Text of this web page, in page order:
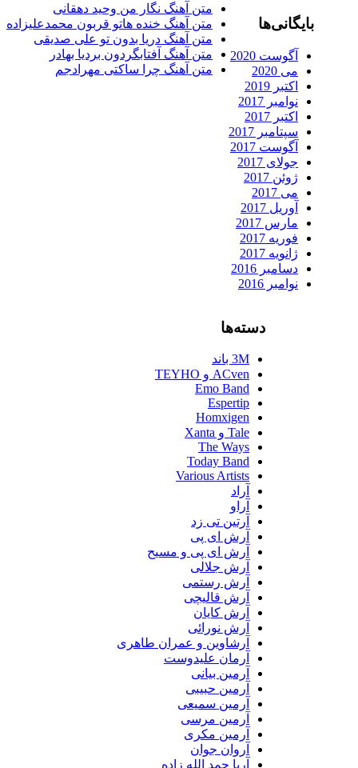
متن آهنگ نگار من وحید دهقانی
متن آهنگ خنده هاتو قربون محمدعلیزاده
متن آهنگ دریا بدون تو علی صدیقی
متن آهنگ آفتابگردون بردیا بهادر
متن آهنگ چرا ساکتی مهرادجم
آگوست 2020
سپتامبر 2017
آگوست 2017
مارس 2017
دسامبر 2016
ACven و TEYHO
Emo Band
Espertip
Homxigen
The Ways
Today Band
Various Artists
آرتین تی زد
آرش ای پی
آرش ای پی و مسیح
آرش جلالی
آرش رستمی
آرش قالیچی
آرش کایان
آرش نورائی
آرشاوین و عمران طاهری
آرمان علیدوست
آرمین بیانی
آرمین حبیبی
آرمین سمیعی
آرمین مرسی
آرمین مکری
آروان جوان
آریا حمد الله زاده